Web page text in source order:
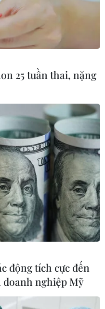
25 tuần thai, nặng
động tích cực đến
doanh nghiệp Mỹ